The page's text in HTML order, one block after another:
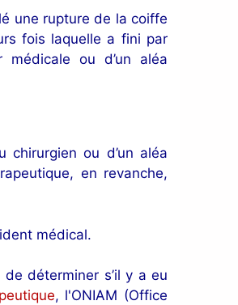
une rupture de la coiffe
fois laquelle a fini par
médicale ou d’un aléa
chirurgien ou d’un aléa
en revanche,
médical.
déterminer s’il y a eu
, l'ONIAM (Office